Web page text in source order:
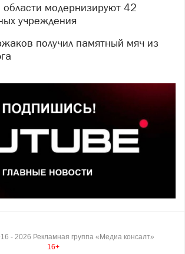
учреждения
- 2026 Рекламная группа «Медиа консалт»
16+